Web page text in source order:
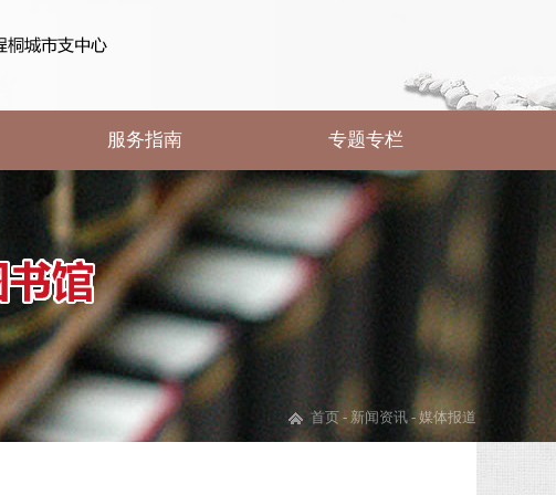
服务指南 专题专栏
首页 - 新闻资讯 - 媒体报道